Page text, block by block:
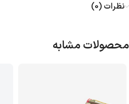
نظرات (0)
محصولات مشابه